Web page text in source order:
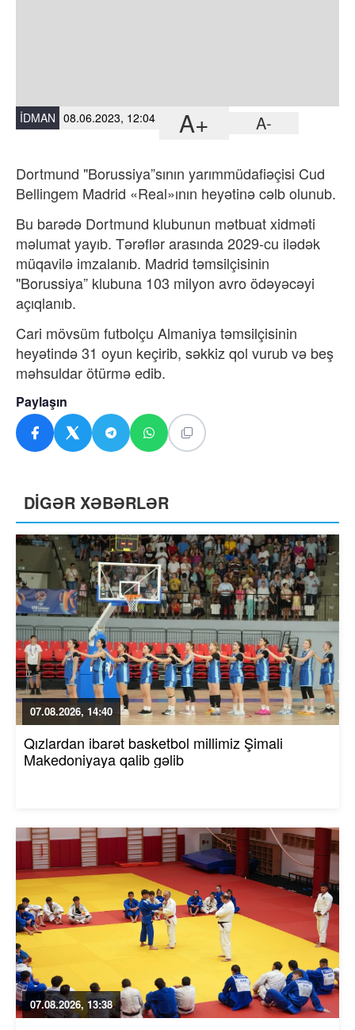
İDMAN 08.06.2023, 12:04 A+ A-
Dortmund "Borussiya”sının yarımmüdafiəçisi Cud
Bellingem Madrid «Real»ının heyətinə cəlb olunub.
Bu barədə Dortmund klubunun mətbuat xidməti
məlumat yayıb. Tərəflər arasında 2029-cu ilədək
müqavilə imzalanıb. Madrid təmsilçisinin
"Borussiya” klubuna 103 milyon avro ödəyəcəyi
açıqlanıb.
Cari mövsüm futbolçu Almaniya təmsilçisinin
heyətində 31 oyun keçirib, səkkiz qol vurub və beş
məhsuldar ötürmə edib.
Paylaşın
DİGƏR XƏBƏRLƏR
07.08.2026, 14:40
Qızlardan ibarət basketbol millimiz Şimali
Makedoniyaya qalib gəlib
07.08.2026, 13:38